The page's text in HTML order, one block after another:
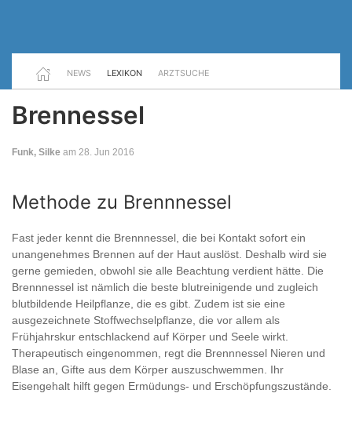
NEWS LEXIKON ARZTSUCHE
Brennessel
Funk, Silke am 28. Jun 2016
Methode zu Brennnessel
Fast jeder kennt die Brennnessel, die bei Kontakt sofort ein
unangenehmes Brennen auf der Haut auslöst. Deshalb wird sie
gerne gemieden, obwohl sie alle Beachtung verdient hätte. Die
Brennnessel ist nämlich die beste blutreinigende und zugleich
blutbildende Heilpflanze, die es gibt. Zudem ist sie eine
ausgezeichnete Stoffwechselpflanze, die vor allem als
Frühjahrskur entschlackend auf Körper und Seele wirkt.
Therapeutisch eingenommen, regt die Brennnessel Nieren und
Blase an, Gifte aus dem Körper auszuschwemmen. Ihr
Eisengehalt hilft gegen Ermüdungs- und Erschöpfungszustände.